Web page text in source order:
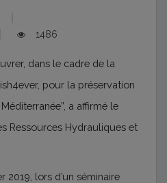
1486
dans le cadre de la
pour la préservation
a affirmé le
Ressources Hydrauliques et
2019, lors d’un séminaire